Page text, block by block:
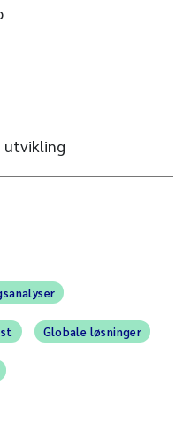
utvikling
Globale løsninger